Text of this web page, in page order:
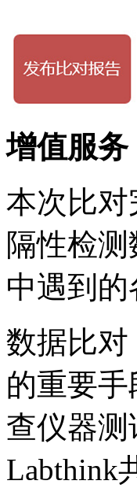
增值服务
本次比
隔性检
中遇到的
数据比
的重要
查仪器测
Labthink